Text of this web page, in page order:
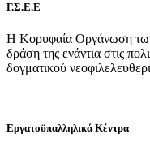
Γ.Σ.Ε.Ε
Η Κορυφαία Οργάνωση
δράση της ενάντια στις
δογματικού
Εργατοϋπαλληλικά Κέντρα